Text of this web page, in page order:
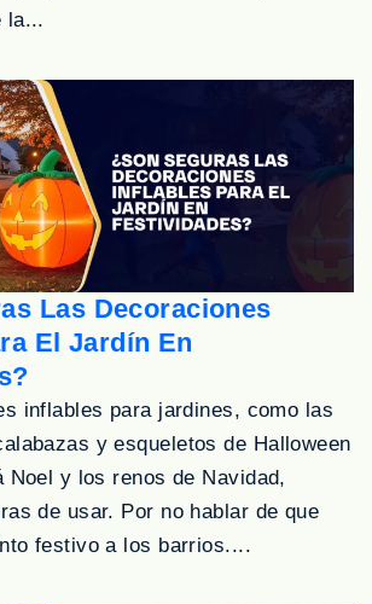
la...
Las Decoraciones
El Jardín En
inflables para jardines, como las
y esqueletos de Halloween
Noel y los renos de Navidad,
de usar. Por no hablar de que
festivo a los barrios....